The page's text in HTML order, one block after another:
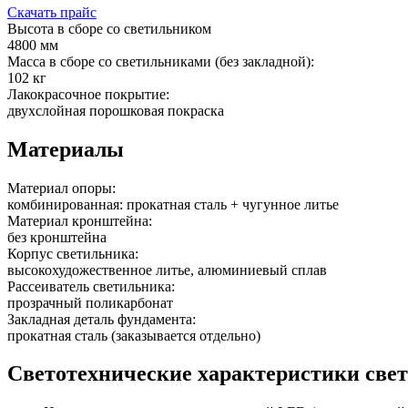
Скачать прайс
Высота в сборе со светильником
4800 мм
Масса в сборе со светильниками (без закладной):
102 кг
Лакокрасочное покрытие:
двухслойная порошковая покраска
Материалы
Материал опоры:
комбинированная: прокатная сталь + чугунное литье
Материал кронштейна:
без кронштейна
Корпус светильника:
высокохудожественное литье, алюминиевый сплав
Рассеиватель светильника:
прозрачный поликарбонат
Закладная деталь фундамента:
прокатная сталь (заказывается отдельно)
Светотехнические характеристики